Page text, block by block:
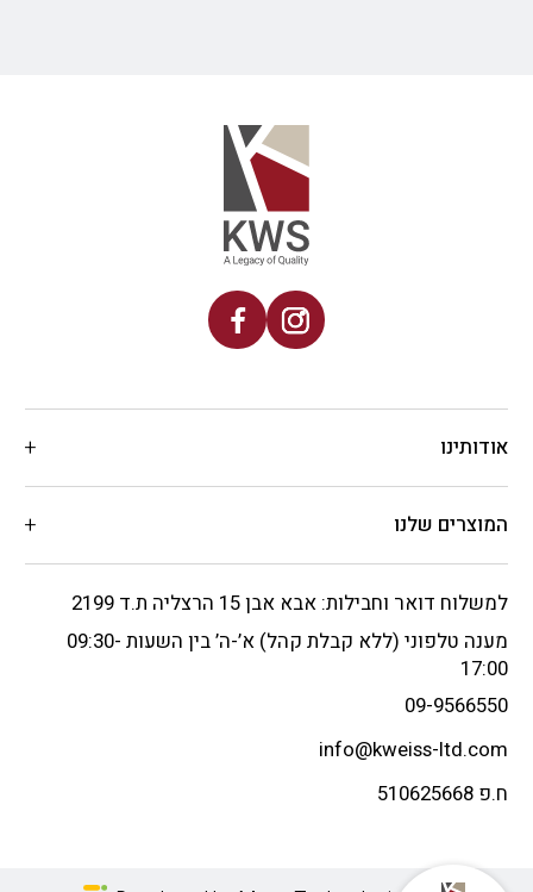
אודותינו
המוצרים שלנו
למשלוח דואר וחבילות: אבא אבן 15 הרצליה ת.ד 2199
מענה טלפוני (ללא קבלת קהל) א’-ה’ בין השעות 09:30-
17:00
09-9566550
info@kweiss-ltd.com
ח.פ 510625668